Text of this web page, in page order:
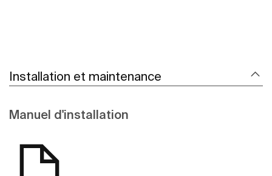
Installation et maintenance
Manuel d'installation